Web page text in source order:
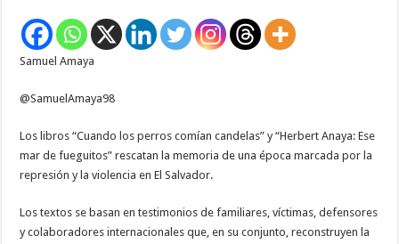
en
la
defensa
Samuel Amaya
@SamuelAmaya98
Los libros “Cuando los perros comían candelas” y “Herbert Anaya: Ese
mar de fueguitos” rescatan la memoria de una época marcada por la
represión y la violencia en El Salvador.
Los textos se basan en testimonios de familiares, víctimas, defensores
y colaboradores internacionales que, en su conjunto, reconstruyen la